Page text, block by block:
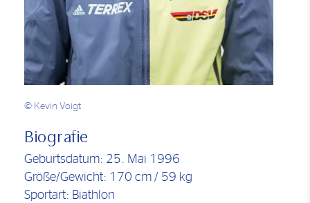
© Kevin Voigt
Biografie
Geburtsdatum: 25. Mai 1996
Größe/Gewicht: 170 cm / 59 kg
Sportart: Biathlon